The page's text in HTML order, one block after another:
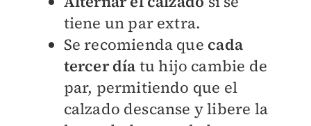
tiene un par extra.
Se recomienda que cada
tercer día tu hijo cambie de
par, permitiendo que el
calzado descanse y libere la